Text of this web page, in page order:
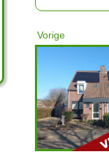
Vorige